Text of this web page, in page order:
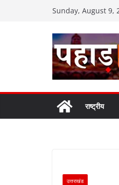
Sunday, August 9,
राष्ट्रीय
उत्तराखंड